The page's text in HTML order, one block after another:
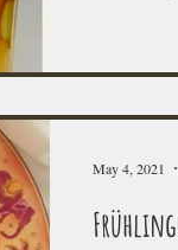
May 4, 2021